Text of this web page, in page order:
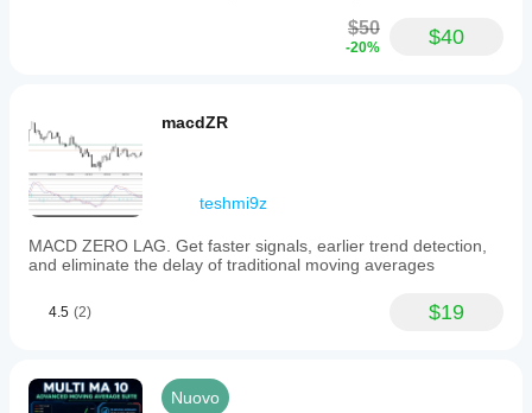
$50
-20% $40
macdZR
teshmi9z
MACD ZERO LAG. Get faster signals, earlier trend detection,
and eliminate the delay of traditional moving averages
4.5 (2) $19
Nuovo